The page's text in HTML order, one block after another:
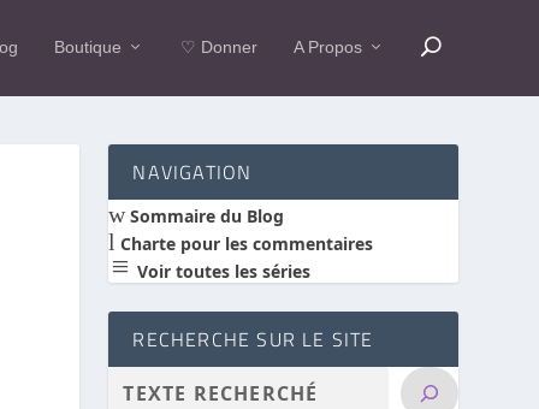
Boutique ♡ Donner A Propos
NAVIGATION
wSommaire du Blog
l Charte pour les commentaires
a Voir toutes les séries
RECHERCHE SUR LE SITE